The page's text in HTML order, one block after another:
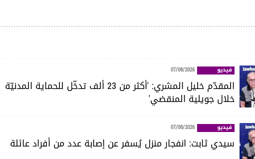
فيديو 07/08/2026
المقدّم خليل المشري: 'أكثر من 23 ألف تدخّل للحماية المدنيّة
خلال جويلية المنقضي'
فيديو 07/08/2026
سيدي ثابت: انفجار منزل يُسفر عن إصابة عدد من أفراد عائلة